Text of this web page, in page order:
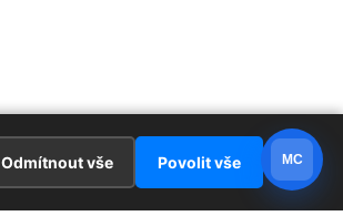
Odmítnout vše Povolit vše MC